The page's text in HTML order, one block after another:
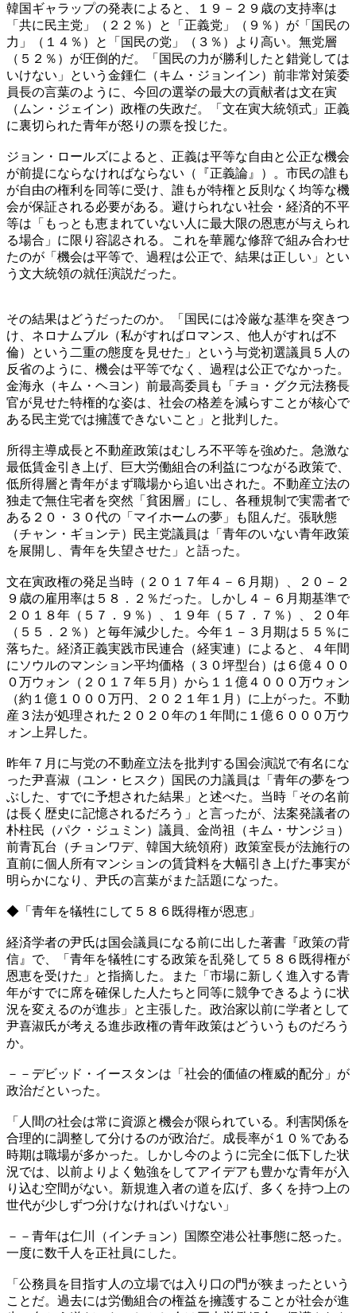
韓国ギャラップの発表によると、１９－２９歳の支持率は
「共に民主党」（２２％）と「正義党」（９％）が「国民の
力」（１４％）と「国民の党」（３％）より高い。無党層
（５２％）が圧倒的だ。「国民の力が勝利したと錯覚しては
いけない」という金鍾仁（キム・ジョンイン）前非常対策委
員長の言葉のように、今回の選挙の最大の貢献者は文在寅
（ムン・ジェイン）政権の失政だ。「文在寅大統領式」正義
に裏切られた青年が怒りの票を投じた。
ジョン・ロールズによると、正義は平等な自由と公正な機会
が前提にならなければならない（『正義論』）。市民の誰も
が自由の権利を同等に受け、誰もが特権と反則なく均等な機
会が保証される必要がある。避けられない社会・経済的不平
等は「もっとも恵まれていない人に最大限の恩恵が与えられ
る場合」に限り容認される。これを華麗な修辞で組み合わせ
たのが「機会は平等で、過程は公正で、結果は正しい」とい
う文大統領の就任演説だった。
その結果はどうだったのか。「国民には冷厳な基準を突きつ
け、ネロナムブル（私がすればロマンス、他人がすれば不
倫）という二重の態度を見せた」という与党初選議員５人の
反省のように、機会は平等でなく、過程は公正でなかった。
金海永（キム・ヘヨン）前最高委員も「チョ・グク元法務長
官が見せた特権的な姿は、社会の格差を減らすことが核心で
ある民主党では擁護できないこと」と批判した。
所得主導成長と不動産政策はむしろ不平等を強めた。急激な
最低賃金引き上げ、巨大労働組合の利益につながる政策で、
低所得層と青年がまず職場から追い出された。不動産立法の
独走で無住宅者を突然「貧困層」にし、各種規制で実需者で
ある２０・３０代の「マイホームの夢」も阻んだ。張耿態
（チャン・ギョンテ）民主党議員は「青年のいない青年政策
を展開し、青年を失望させた」と語った。
文在寅政権の発足当時（２０１７年４－６月期）、２０－２
９歳の雇用率は５８．２％だった。しかし４－６月期基準で
２０１８年（５７．９％）、１９年（５７．７％）、２０年
（５５．２％）と毎年減少した。今年１－３月期は５５％に
落ちた。経済正義実践市民連合（経実連）によると、４年間
にソウルのマンション平均価格（３０坪型台）は６億４００
０万ウォン（２０１７年５月）から１１億４０００万ウォン
（約１億１０００万円、２０２１年１月）に上がった。不動
産３法が処理された２０２０年の１年間に１億６０００万ウ
ォン上昇した。
昨年７月に与党の不動産立法を批判する国会演説で有名にな
った尹喜淑（ユン・ヒスク）国民の力議員は「青年の夢をつ
ぶした、すでに予想された結果」と述べた。当時「その名前
は長く歴史に記憶されるだろう」と言ったが、法案発議者の
朴柱民（パク・ジュミン）議員、金尚祖（キム・サンジョ）
前青瓦台（チョンワデ、韓国大統領府）政策室長が法施行の
直前に個人所有マンションの賃貸料を大幅引き上げた事実が
明らかになり、尹氏の言葉がまた話題になった。
◆「青年を犠牲にして５８６既得権が恩恵」
経済学者の尹氏は国会議員になる前に出した著書『政策の背
信』で、「青年を犠牲にする政策を乱発して５８６既得権が
恩恵を受けた」と指摘した。また「市場に新しく進入する青
年がすでに席を確保した人たちと同等に競争できるように状
況を変えるのが進歩」と主張した。政治家以前に学者として
尹喜淑氏が考える進歩政権の青年政策はどういうものだろう
か。
－－デビッド・イースタンは「社会的価値の権威的配分」が
政治だといった。
「人間の社会は常に資源と機会が限られている。利害関係を
合理的に調整して分けるのが政治だ。成長率が１０％である
時期は職場が多かった。しかし今のように完全に低下した状
況では、以前よりよく勉強をしてアイデアも豊かな青年が入
り込む空間がない。新規進入者の道を広げ、多くを持つ上の
世代が少しずつ分けなければいけない」
－－青年は仁川（インチョン）国際空港公社事態に怒った。
一度に数千人を正社員にした。
「公務員を目指す人の立場では入り口の門が狭まったという
ことだ。過去には労働組合の権益を擁護することが社会が進